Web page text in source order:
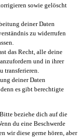
sowie gelöscht
deiner Daten
zu widerrufen
das Recht, alle deine
und in ihrer
transferieren.
deiner Daten
es gibt berechtigte
beziehe dich auf die
du eine Beschwerde
wir diese gerne hören, aber